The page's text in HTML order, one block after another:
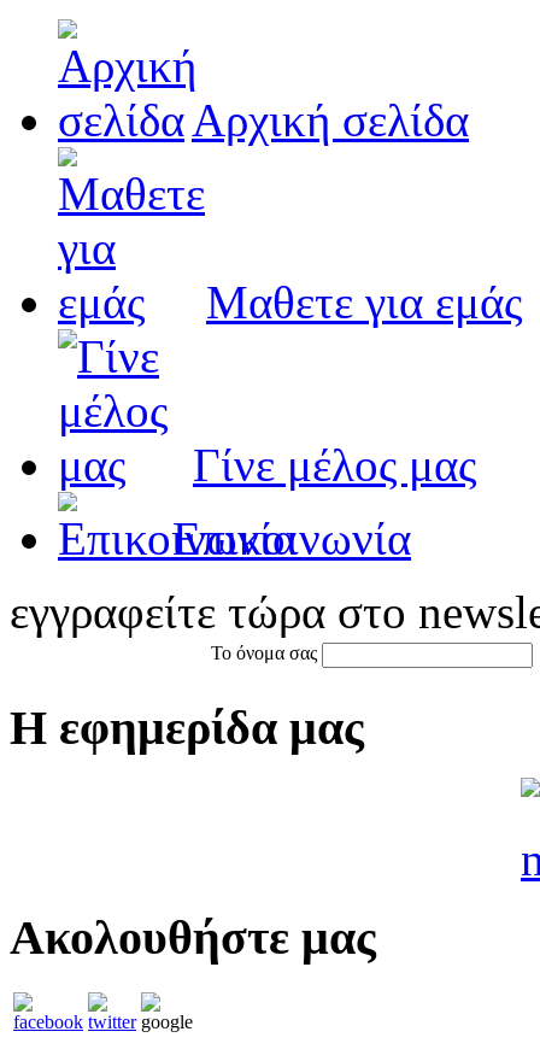
Αρχική σελίδα
Μαθετε για εμάς
Γίνε μέλος μας
Eπικοινωνία
εγγραφείτε τώρα στο
Το όνομα σας
Η εφημερίδα μας
Ακολουθήστε μας